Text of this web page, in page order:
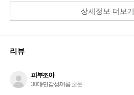
상세정보 더보기
리뷰
피부조아
30대/민감성/여름 쿨톤